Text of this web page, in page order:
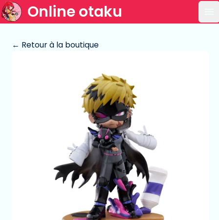
Online otaku
← Retour à la boutique